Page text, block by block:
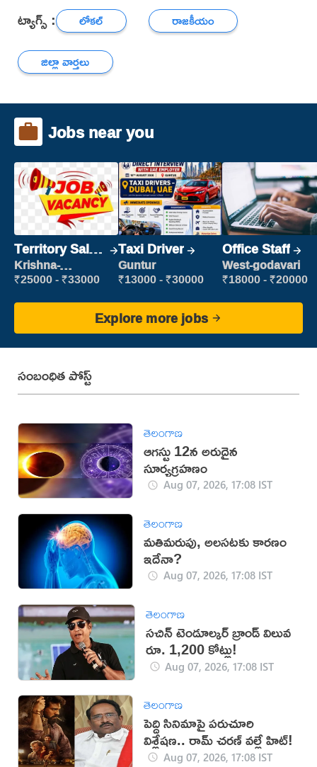
ట్యాగ్స్ : లోకల్
రాజకీయం
జిల్లా వార్తలు
Jobs near you
Territory Sales
Manager
Krishna-
vijayawada
₹25000 - ₹33000
Taxi Driver
Guntur
₹13000 - ₹30000
Office Staff
West-godavari
₹18000 - ₹20000
Explore more jobs
సంబంధిత పోస్ట్
తెలంగాణ
ఆగస్టు 12న అరుదైన
సూర్యగ్రహణం
Aug 07, 2026, 17:08 IST
తెలంగాణ
మతిమరుపు, అలసటకు కారణం
ఇదేనా?
Aug 07, 2026, 17:08 IST
తెలంగాణ
సచిన్ టెండూల్కర్ బ్రాండ్ విలువ
రూ. 1,200 కోట్లు!
Aug 07, 2026, 17:08 IST
తెలంగాణ
పెద్ది సినిమాపై పరుచూరి
విశ్లేషణ.. రామ్ చరణ్ వల్లే హిట్!
Aug 07, 2026, 17:08 IST